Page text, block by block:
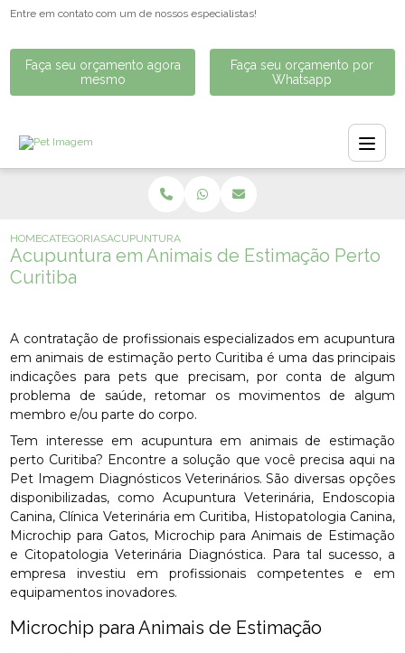
Entre em contato com um de nossos especialistas!
Faça seu orçamento agora
mesmo
Faça seu orçamento por
Whatsapp
HOMECATEGORIASACUPUNTURA EM ANIMAIS DE ESTIMAÇÃO PERTO
Acupuntura em Animais de Estimação Perto
Curitiba
A contratação de profissionais especializados em acupuntura
em animais de estimação perto Curitiba é uma das principais
indicações para pets que precisam, por conta de algum
problema de saúde, retomar os movimentos de algum
membro e/ou parte do corpo.
Tem interesse em acupuntura em animais de estimação
perto Curitiba? Encontre a solução que você precisa aqui na
Pet Imagem Diagnósticos Veterinários. São diversas opções
disponibilizadas, como Acupuntura Veterinária, Endoscopia
Canina, Clínica Veterinária em Curitiba, Histopatologia Canina,
Microchip para Gatos, Microchip para Animais de Estimação
e Citopatologia Veterinária Diagnóstica. Para tal sucesso, a
empresa investiu em profissionais competentes e em
equipamentos inovadores.
Microchip para Animais de Estimação